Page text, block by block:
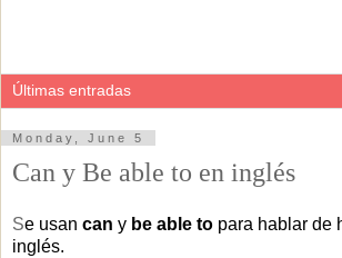
Monday, June 5
Can y Be able to en inglés
Se usancany be able to para hablar de
inglés.